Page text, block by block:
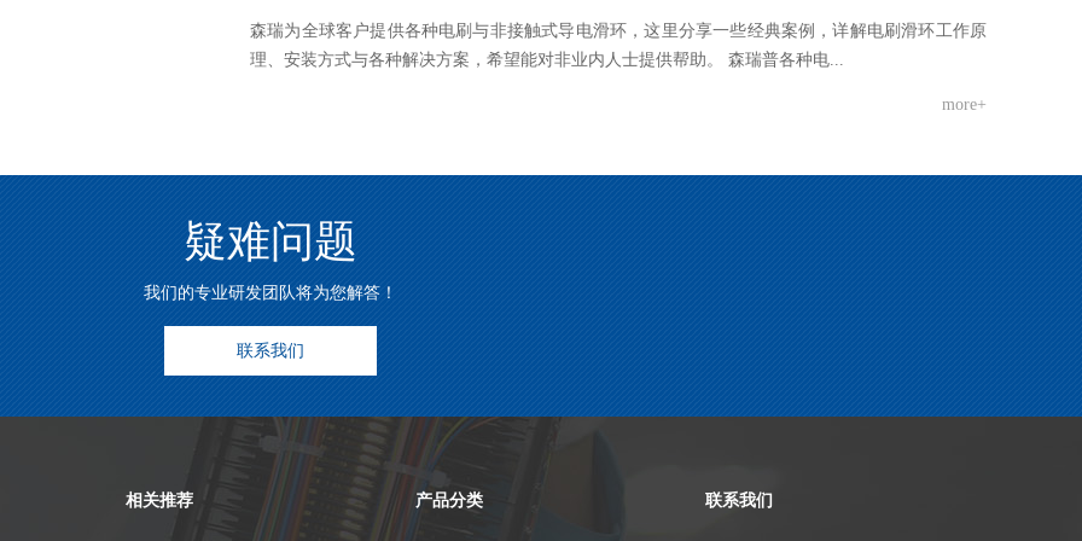
森瑞为全球客户提供各种电刷与非接触式导电滑环，这里分享一些经典案例，详解电刷滑环工作原
理、安装方式与各种解决方案，希望能对非业内人士提供帮助。 森瑞普各种电...
more+
疑难问题
我们的专业研发团队将为您解答！
联系我们
相关推荐 产品分类 联系我们